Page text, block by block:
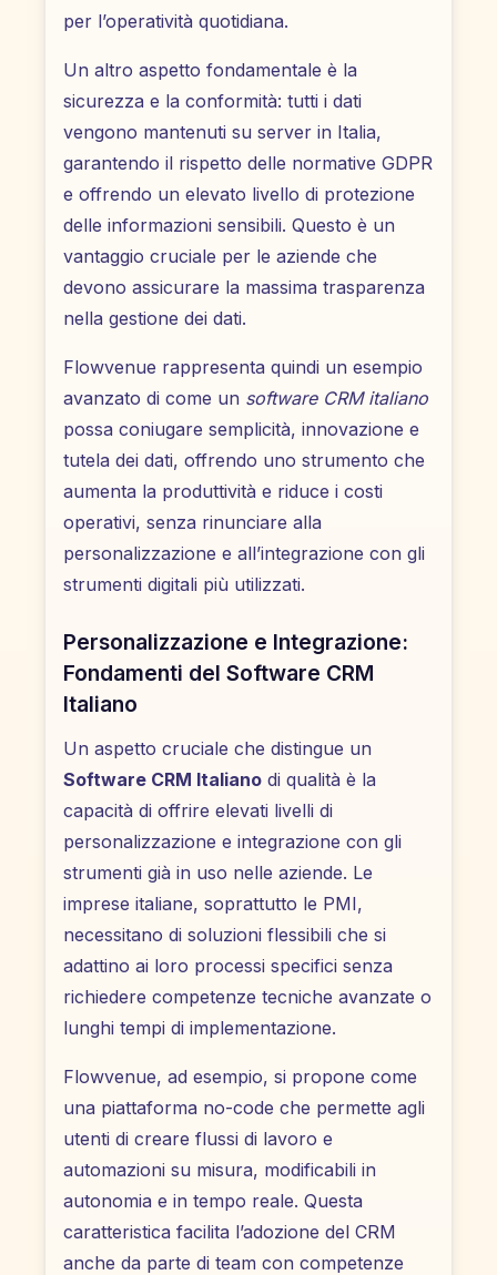
per l’operatività quotidiana.
Un altro aspetto fondamentale è la
sicurezza e la conformità: tutti i dati
vengono mantenuti su server in Italia,
garantendo il rispetto delle normative GDPR
e offrendo un elevato livello di protezione
delle informazioni sensibili. Questo è un
vantaggio cruciale per le aziende che
devono assicurare la massima trasparenza
nella gestione dei dati.
Flowvenue rappresenta quindi un esempio
avanzato di come un software CRM italiano
possa coniugare semplicità, innovazione e
tutela dei dati, offrendo uno strumento che
aumenta la produttività e riduce i costi
operativi, senza rinunciare alla
personalizzazione e all’integrazione con gli
strumenti digitali più utilizzati.
Personalizzazione e Integrazione:
Fondamenti del Software CRM
Italiano
Un aspetto cruciale che distingue un
Software CRM Italiano di qualità è la
capacità di offrire elevati livelli di
personalizzazione e integrazione con gli
strumenti già in uso nelle aziende. Le
imprese italiane, soprattutto le PMI,
necessitano di soluzioni flessibili che si
adattino ai loro processi specifici senza
richiedere competenze tecniche avanzate o
lunghi tempi di implementazione.
Flowvenue, ad esempio, si propone come
una piattaforma no-code che permette agli
utenti di creare flussi di lavoro e
automazioni su misura, modificabili in
autonomia e in tempo reale. Questa
caratteristica facilita l’adozione del CRM
anche da parte di team con competenze